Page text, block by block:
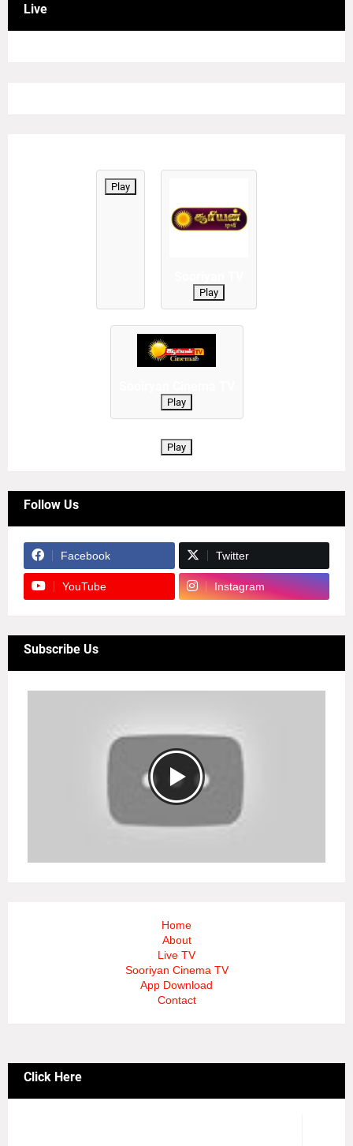
Live
Play
Play
Play
Play
Follow Us
Facebook Twitter
YouTube Instagram
Subscribe Us
Home
About
Live TV
Sooriyan Cinema TV
App Download
Contact
Click Here